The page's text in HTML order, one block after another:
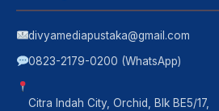
divyamediapustaka@gmail.com
0823-2179-0200 (WhatsApp)
Citra Indah City, Orchid, Blk BE5/17,